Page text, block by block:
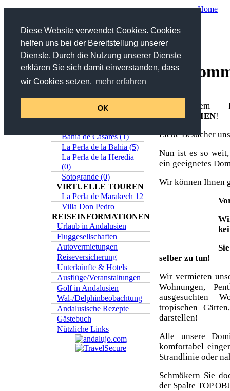
Diese Website verwendet Cookies. Cookies
helfen uns bei der Bereitstellung unserer
Dienste. Durch die Nutzung unserer Dienste
erklären Sie sich damit einverstanden, dass
wir Cookies setzen. mehr erfahren
OK
Home
Suche
in Titel und Beschreibung
Erweiterte Suche
Online-Katalog
Estepona (5)
Bahia de Casares (1)
La Perla de la Bahia (5)
La Perla de la Heredia
(0)
Sotogrande (0)
VIRTUELLE TOUREN
La Perla de Marakech 12
Villa Don Pedro
REISEINFORMATIONEN
Urlaub in Andalusien
Fluggesellschaften
Autovermietungen
Reiseversicherung
Unterkünfte & Hotels
Ausflüge/Veranstaltungen
Golf in Andalusien
Wal-/Delphinbeobachtung
Andalusische Rezepte
Gästebuch
Nützliche Links
bei Ihrem
ANDALUSIEN!
Liebe Besucher
Nun ist es so
ein geeignetes
Wir können Ihnen
selber zu tun!
Wir vermieten
Wohnungen,
ausgesuchten
tropischen
darstellen!
Alle unsere
komfortabel
Strandlinie oder
Schmökern Sie
der Spalte TOP